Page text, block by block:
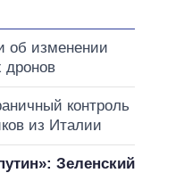
об изменении
дронов
контроль
из Италии
Зеленский